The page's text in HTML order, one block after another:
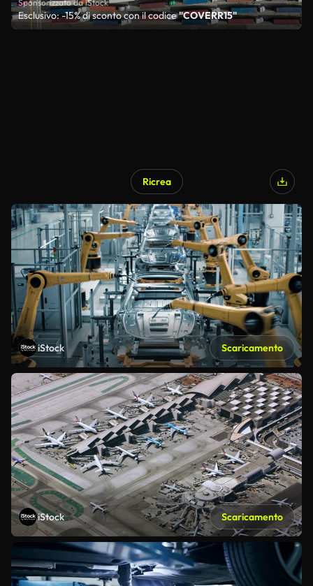
Sponsorizzato da iStock
Esclusivo: -15% di sconto con il codice"COVERR15"
Ricrea
iStock Scaricamento
iStock Scaricamento